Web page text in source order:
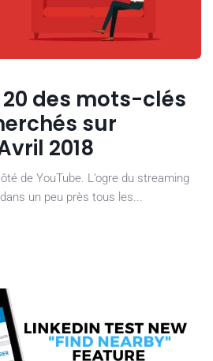
20 des mots-clés
sur
2018
de YouTube. L’ogre du streaming
un peu près tous les...